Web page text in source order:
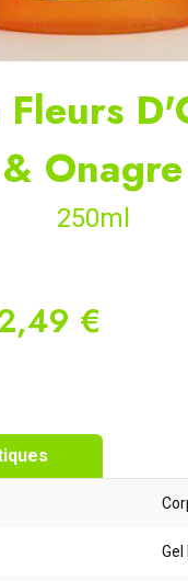
Fleurs
& Onagre
250ml
€
Gel